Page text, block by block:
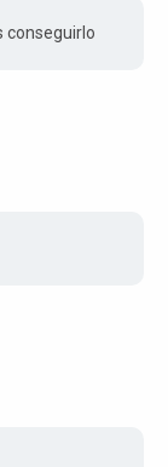
conseguirlo